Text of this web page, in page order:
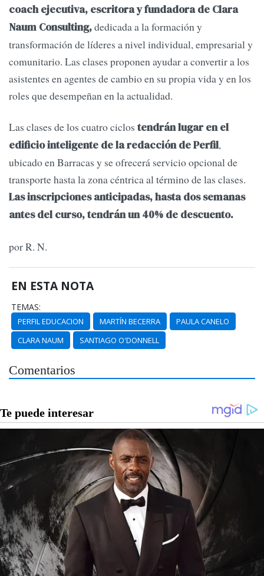
coach ejecutiva, escritora y fundadora de Clara
Naum Consulting,dedicada a la formación y
transformación de líderes a nivel individual, empresarial y
comunitario. Las clases proponen ayudar a convertir a los
asistentes en agentes de cambio en su propia vida y en los
roles que desempeñan en la actualidad.
Las clases de los cuatro ciclos tendrán lugar en el
edificio inteligente de la redacción de Perfil,
ubicado en Barracas y se ofrecerá servicio opcional de
transporte hasta la zona céntrica al término de las clases.
Las inscripciones anticipadas, hasta dos semanas
antes del curso, tendrán un 40% de descuento.
por R. N.
EN ESTA NOTA
TEMAS:
PERFIL EDUCACION MARTÍN BECERRA
PAULA CANELO
CLARA NAUM
SANTIAGO O'DONNELL
Comentarios